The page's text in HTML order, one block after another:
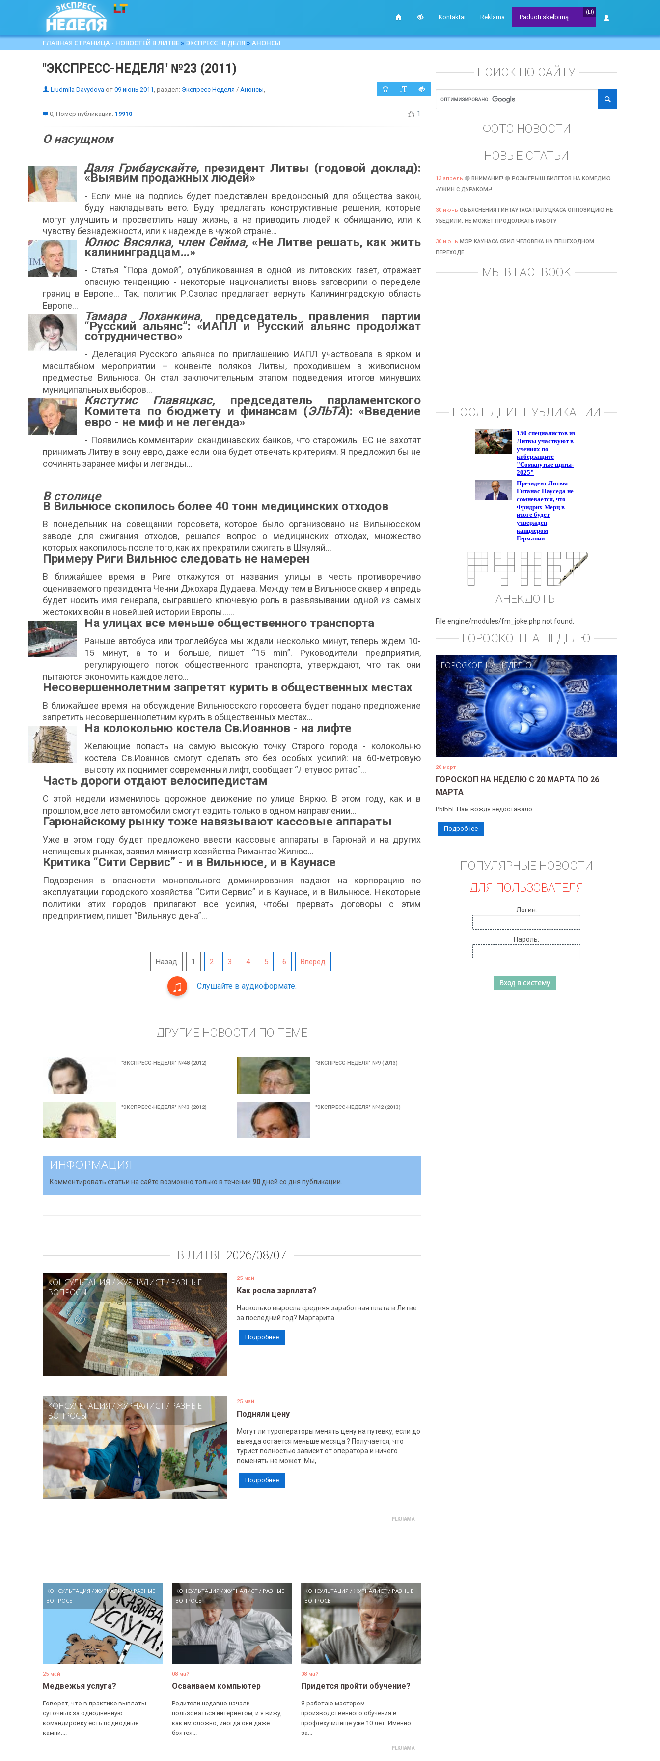
Kontaktai Reklama
(Lt)
Paduoti skelbimą
ГЛАВНАЯ СТРАНИЦА - НОВОСТЕЙ В ЛИТВЕ » ЭКСПРЕСС НЕДЕЛЯ » АНОНСЫ
"ЭКСПРЕСС-НЕДЕЛЯ" №23 (2011)
Liudmila Davydova от 09 июнь 2011, раздел: Экспресс Неделя / Анонсы,
0, Номер публикации: 19910 1
О насущном
Даля Грибаускайте, президент Литвы (годовой доклад):
«Выявим продажных людей»
- Если мне на подпись будет представлен вредоносный для общества закон,
буду накладывать вето. Буду предлагать конструктивные решения, которые
могут улучшить и просветлить нашу жизнь, а не приводить людей к обнищанию, или к
чувству безнадежности, или к надежде в чужой стране…
Юлюс Вясялка, член Сейма,«Не Литве решать, как жить
калининградцам…»
- Статья “Пора домой”, опубликованная в одной из литовских газет, отражает
опасную тенденцию - некоторые националисты вновь заговорили о переделе
границ в Европе… Так, политик Р.Озолас предлагает вернуть Калининградскую область
Европе...
Тамара Лоханкина,председатель правления партии
“Русский альянс”: «ИАПЛ и Русский альянс продолжат
сотрудничество»
- Делегация Русского альянса по приглашению ИАПЛ участвовала в ярком и
масштабном мероприятии – конвенте поляков Литвы, проходившем в живописном
предместье Вильнюса. Он стал заключительным этапом подведения итогов минувших
муниципальных выборов…
Кястутис Главяцкас, председатель парламентского
Комитета по бюджету и финансам (ЭЛЬТА): «Введение
евро - не миф и не легенда»
- Появились комментарии скандинавских банков, что старожилы ЕС не захотят
принимать Литву в зону евро, даже если она будет отвечать критериям. Я предложил бы не
сочинять заранее мифы и легенды…
В столице
В Вильнюсе скопилось более 40 тонн медицинских отходов
В понедельник на совещании горсовета, которое было организовано на Вильнюсском
заводе для сжигания отходов, решался вопрос о медицинских отходах, множество
которых накопилось после того, как их прекратили сжигать в Шяуляй...
Примеру Риги Вильнюс следовать не намерен
В ближайшее время в Риге откажутся от названия улицы в честь противоречиво
оцениваемого президента Чечни Джохара Дудаева. Между тем в Вильнюсе сквер и впредь
будет носить имя генерала, сыгравшего ключевую роль в развязывании одной из самых
жестоких войн в новейшей истории Европы......
На улицах все меньше общественного транспорта
Раньше автобуса или троллейбуса мы ждали несколько минут, теперь ждем 10-
15 минут, а то и больше, пишет “15 min”. Руководители предприятия,
регулирующего поток общественного транспорта, утверждают, что так они
пытаются экономить каждое лето...
Несовершеннолетним запретят курить в общественных местах
В ближайшее время на обсуждение Вильнюсского горсовета будет подано предложение
запретить несовершеннолетним курить в общественных местах...
На колокольню костела Св.Иоаннов - на лифте
Желающие попасть на самую высокую точку Старого города - колокольню
костела Св.Иоаннов смогут сделать это без особых усилий: на 60-метровую
высоту их поднимет современный лифт, сообщает “Летувос ритас”…
Часть дороги отдают велосипедистам
С этой недели изменилось дорожное движение по улице Вяркю. В этом году, как и в
прошлом, все лето автомобили смогут ездить только в одном направлении…
Гарюнайскому рынку тоже навязывают кассовые аппараты
Уже в этом году будет предложено ввести кассовые аппараты в Гарюнай и на других
непищевых рынках, заявил министр хозяйства Римантас Жилюс...
Критика “Сити Сервис” - и в Вильнюсе, и в Каунасе
Подозрения в опасности монопольного доминирования падают на корпорацию по
эксплуатации городского хозяйства “Сити Сервис” и в Каунасе, и в Вильнюсе. Некоторые
политики этих городов прилагают все усилия, чтобы прервать договоры с этим
предприятием, пишет “Вильняус дена”…
Назад 1 2 3 4 5 6 Вперед
Слушайте в аудиоформате.
ДРУГИЕ НОВОСТИ ПО ТЕМЕ
"ЭКСПРЕСС-НЕДЕЛЯ" №48 (2012) "ЭКСПРЕСС-НЕДЕЛЯ" №9 (2013)
"ЭКСПРЕСС-НЕДЕЛЯ" №43 (2012) "ЭКСПРЕСС-НЕДЕЛЯ" №42 (2013)
ИНФОРМАЦИЯ
Комментировать статьи на сайте возможно только в течении 90 дней со дня публикации.
В ЛИТВЕ 2026/08/07
КОНСУЛЬТАЦИЯ /ЖУРНАЛИСТ/РАЗНЫЕ
ВОПРОСЫ
25 май
Как росла зарплата?
Насколько выросла средняя заработная плата в Литве
за последний год? Маргарита
Подробнее
КОНСУЛЬТАЦИЯ/ЖУРНАЛИСТ/ РАЗНЫЕ
ВОПРОСЫ
25 май
Подняли цену
Могут ли туроператоры менять цену на путевку, если до
выезда остается меньше месяца ? Получается, что
турист полностью зависит от оператора и ничего
поменять не может. Мы,
Подробнее
КОНСУЛЬТАЦИЯ / ЖУРНАЛИСТ/РАЗНЫЕ
ВОПРОСЫ
25 май
Медвежья услуга?
Говорят, что в практике выплаты
суточных за однодневную
командировку есть подводные
камни....
КОНСУЛЬТАЦИЯ /ЖУРНАЛИСТ / РАЗНЫЕ
ВОПРОСЫ
08 май
Осваиваем компьютер
Родители недавно начали
пользоваться интернетом, и я вижу,
как им сложно, иногда они даже
боятся...
КОНСУЛЬТАЦИЯ /ЖУРНАЛИСТ/ РАЗНЫЕ
ВОПРОСЫ
08 май
Придется пройти обучение?
Я работаю мастером
производственного обучения в
профтехучилище уже 10 лет. Именно
за...
ПОИСК ПО САЙТУ
ФОТО НОВОСТИ
НОВЫЕ СТАТЬИ
13 апрель 🔴 ВНИМАНИЕ! 🔴 РОЗЫГРЫШ БИЛЕТОВ НА КОМЕДИЮ
«УЖИН С ДУРАКОМ»!
30 июнь ОБЪЯСНЕНИЯ ГИНТАУТАСА ПАЛУЦКАСА ОППОЗИЦИЮ НЕ
УБЕДИЛИ: НЕ МОЖЕТ ПРОДОЛЖАТЬ РАБОТУ
30 июнь МЭР КАУНАСА СБИЛ ЧЕЛОВЕКА НА ПЕШЕХОДНОМ
ПЕРЕХОДЕ
МЫ В FACEBOOK
ПОСЛЕДНИЕ ПУБЛИКАЦИИ
АНЕКДОТЫ
File engine/modules/fm_joke.php not found.
ГОРОСКОП НА НЕДЕЛЮ
ГОРОСКОП НА НЕДЕЛЮ
20 март
ГОРОСКОП НА НЕДЕЛЮ С 20 МАРТА ПО 26
МАРТА
РЫБЫ. Нам вождя недоставало...
Подробнее
ПОПУЛЯРНЫЕ НОВОСТИ
ДЛЯ ПОЛЬЗОВАТЕЛЯ
Логин:
Пароль: